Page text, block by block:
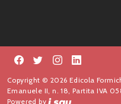
Copyright © 2026 Edicola
Emanuele II, n. 18, Partita IVA
Powered by